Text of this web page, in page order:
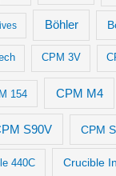
Böhler
CPM 3V
154 CPM M4
S90V CPM
440C Crucible